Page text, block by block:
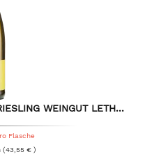
WEINGUT LETH...
Flasche
(43,55 € )